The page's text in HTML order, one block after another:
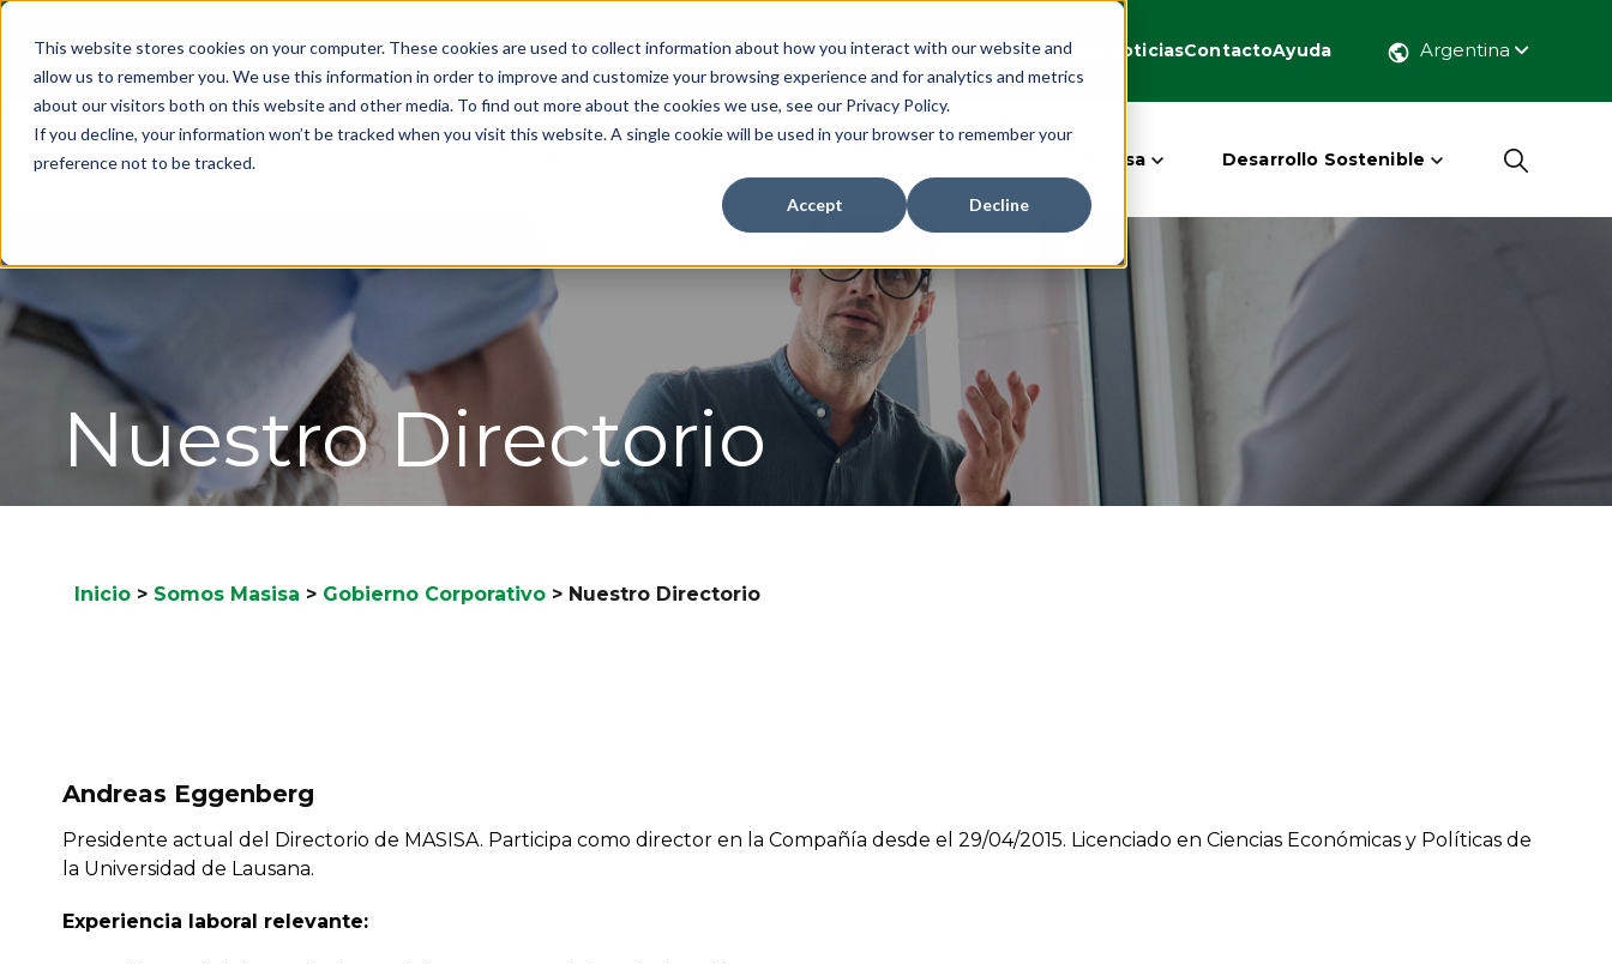
This website stores cookies on your computer. These cookies are used to collect information about how you interact with our website and
allow us to remember you. We use this information in order to improve and customize your browsing experience and for analytics and metrics
about our visitors both on this website and other media. To find out more about the cookies we use, see our Privacy Policy.
If you decline, your information won’t be tracked when you visit this website. A single cookie will be used in your browser to remember your
preference not to be tracked.
Accept Decline
InversionistasDónde Comprar NoticiasContactoAyuda Argentina
Somos Masisa Desarrollo Sostenible
Nuestro Directorio
Inicio > Somos Masisa > Gobierno Corporativo > Nuestro Directorio
Andreas Eggenberg
Presidente actual del Directorio de MASISA. Participa como director en la Compañía desde el 29/04/2015. Licenciado en Ciencias Económicas y Políticas de
la Universidad de Lausana.
Experiencia laboral relevante: